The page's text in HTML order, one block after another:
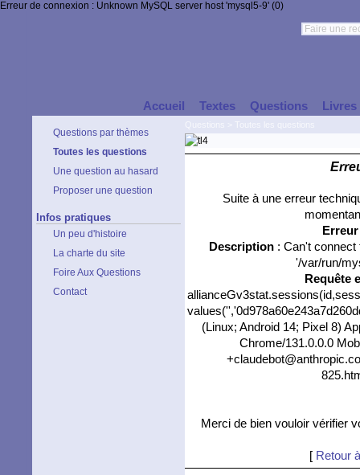
Erreur de connexion : Unknown MySQL server host 'mysql5-9' (0)
Accueil Textes Questions Livres
Questions par thèmes
Toutes les questions
Une question au hasard
Proposer une question
Infos pratiques
Un peu d'histoire
La charte du site
Foire Aux Questions
Contact
Suite à une erreur
Description: Can't connect
'/var/run/
Requête
(Linux; Android 14; Pixel 8)
Chrome/131.0.0.0
Merci de bien vouloir vérifier
[ Retour